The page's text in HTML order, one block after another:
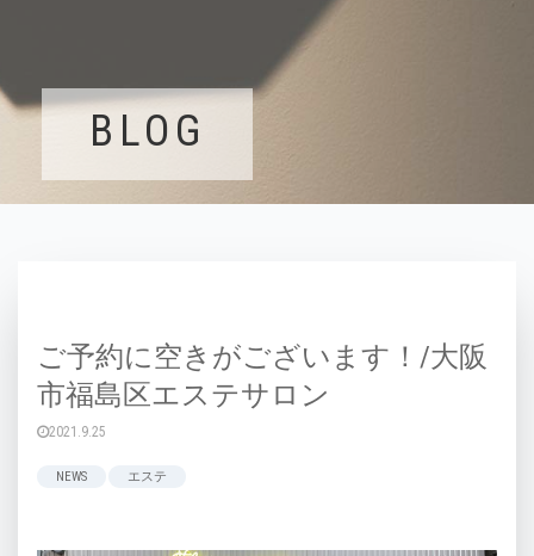
BLOG
ご予約に空きがございます！/大阪
市福島区エステサロン
2021.9.25
NEWS エステ